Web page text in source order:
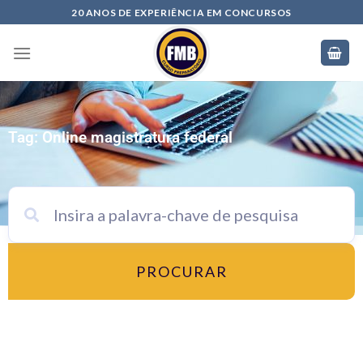
20 ANOS DE EXPERIÊNCIA EM CONCURSOS
Tag: Online magistratura federal
PROCURAR